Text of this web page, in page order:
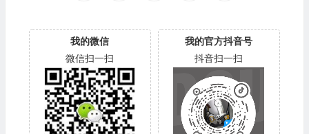
我的微信
微信扫一扫
我的官方抖音号
抖音扫一扫